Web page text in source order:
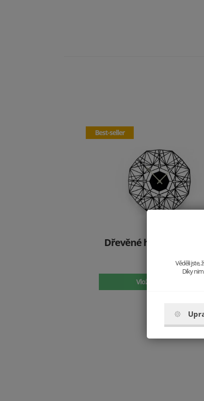
Best-seller
Dřevěné hodiny Arte
Vložit do košíku
Věděli jste,
Díky